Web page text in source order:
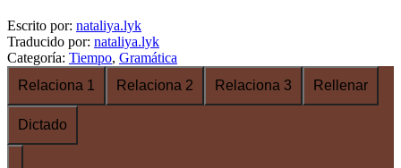
Escrito por: nataliya.lyk
Traducido por: nataliya.lyk
Categoría: Tiempo, Gramática
Relaciona 1
Relaciona 2 Relaciona 3 Rellenar
Dictado